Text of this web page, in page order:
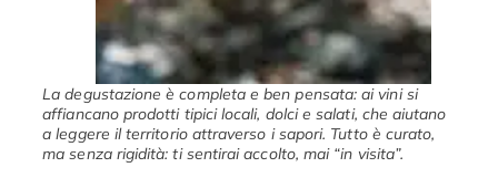
La degustazione è completa e ben pensata: ai vini si
affiancano prodotti tipici locali, dolci e salati, che aiutano
a leggere il territorio attraverso i sapori. Tutto è curato,
ma senza rigidità: ti sentirai accolto, mai “in visita”.